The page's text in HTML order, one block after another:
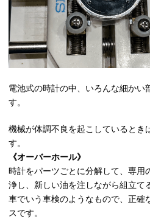
電池式の時計の中、いろんな細かい
す。
機械が体調不良を起こしているとき
す。
《オーバーホール》
時計をパーツごとに分解して、専用
浄し、新しい油を注しながら組立て
車でいう車検のようなもので、正確
スです。